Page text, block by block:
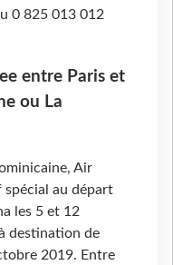
0 825 013 012
entre Paris et
ou La
Air
spécial au départ
les 5 et 12
destination de
2019. Entre